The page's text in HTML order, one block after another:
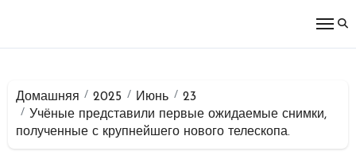
Домашняя 2025 Июнь
23
Учёные представили первые ожидаемые снимки,
полученные с крупнейшего нового телескопа.